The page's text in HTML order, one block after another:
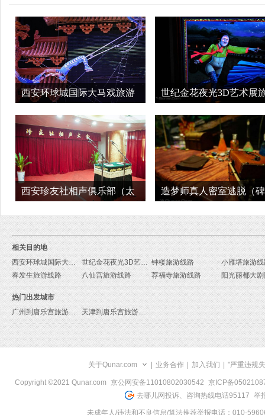
西安环球城国际大马戏旅游 世纪金花夜光3D艺术展
西安珍友社相声俱乐部（太
造梦师真人密室逃脱（
相关目的地
西安环球城国际大马戏旅游线路
世纪金花夜光3D艺术展旅游线路 钟楼旅游线路
小雁塔旅游
春发生旅游线路
八仙宫旅游线路 荐福寺旅游线路
热门出发城市
广州到唐乐宫旅游报价
天津到唐乐宫旅游报价
关于Qunar.com 业务合作 加入我们 "严重违规
Copyright ©2021 Qunar.com 京公网安备11010802030542
京ICP备
去哪儿网投诉、咨询热线电话95117 举
未成年人/违法和不良信息/算法推荐举报电话：010-